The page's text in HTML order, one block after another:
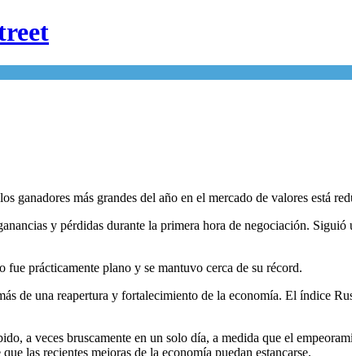
ganadores más grandes del año en el mercado de valores está
y pérdidas durante la primera hora de negociación.
prácticamente plano y se mantuvo cerca de su récord.
de una reapertura y fortalecimiento de la economía. El índice
a veces bruscamente en un solo día, a medida que el
las recientes mejoras de la economía puedan estancarse.